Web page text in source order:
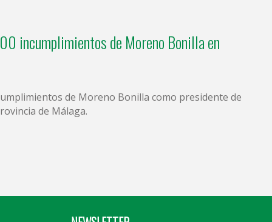
incumplimientos de Moreno Bonilla en
de Moreno Bonilla como presidente de
de Málaga.